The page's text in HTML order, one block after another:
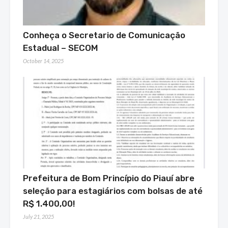
Conheça o Secretario de Comunicação
Estadual – SECOM
October 14, 2025
Prefeitura de Bom Princípio do Piauí abre
seleção para estagiários com bolsas de até
R$ 1.400,00!
July 21, 2025